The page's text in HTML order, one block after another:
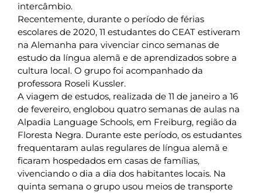
intercâmbio.
Recentemente, durante o período de férias
escolares de 2020, 11 estudantes do CEAT estiveram
na Alemanha para vivenciar cinco semanas de
estudo da língua alemã e de aprendizados sobre a
cultura local. O grupo foi acompanhado da
professora Roseli Kussler.
A viagem de estudos, realizada de 11 de janeiro a 16
de fevereiro, englobou quatro semanas de aulas na
Alpadia Language Schools, em Freiburg, região da
Floresta Negra. Durante este período, os estudantes
frequentaram aulas regulares de língua alemã e
ficaram hospedados em casas de famílias,
vivenciando o dia a dia dos habitantes locais. Na
quinta semana o grupo usou meios de transporte